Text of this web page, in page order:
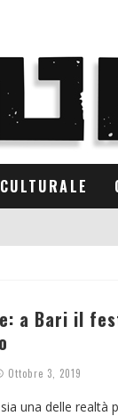
a Bari il
Ottobre 3, 2019
una delle realtà